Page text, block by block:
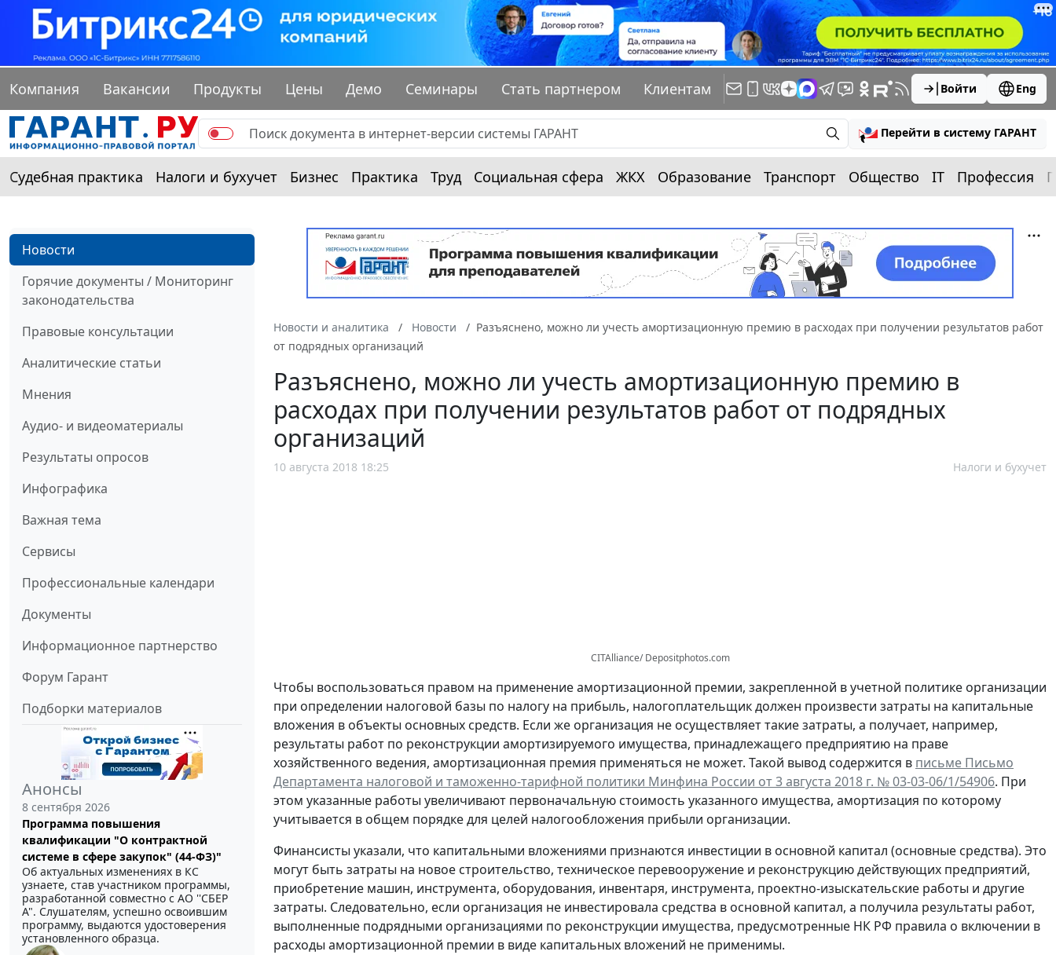
Компания Вакансии Продукты Цены Демо Семинары Стать партнером Клиентам Войти Eng
Перейти в систему ГАРАНТ
Судебная практика Налоги и бухучет Бизнес Практика Труд Социальная сфера ЖКХ Образование Транспорт Общество IT Профессия
Новости
Горячие документы / Мониторинг
законодательства
Правовые консультации
Аналитические статьи
Мнения
Аудио- и видеоматериалы
Результаты опросов
Инфографика
Важная тема
Сервисы
Профессиональные календари
Документы
Информационное партнерство
Форум Гарант
Подборки материалов
Анонсы
8 сентября 2026
Программа повышения
квалификации "О контрактной
системе в сфере закупок" (44-ФЗ)"
Об актуальных изменениях в КС
узнаете, став участником программы,
разработанной совместно с АО ''СБЕР
А". Слушателям, успешно освоившим
программу, выдаются удостоверения
установленного образца.
Новости и аналитика Новости
Разъяснено, можно ли учесть амортизационную премию в расходах при получении результатов работ
от подрядных организаций
Разъяснено, можно ли учесть амортизационную премию в
расходах при получении результатов работ от подрядных
организаций
10 августа 2018 18:25 Налоги и бухучет
CITAlliance/ Depositphotos.com
Чтобы воспользоваться правом на применение амортизационной премии, закрепленной в учетной политике организации
при определении налоговой базы по налогу на прибыль, налогоплательщик должен произвести затраты на капитальные
вложения в объекты основных средств. Если же организация не осуществляет такие затраты, а получает, например,
результаты работ по реконструкции амортизируемого имущества, принадлежащего предприятию на праве
хозяйственного ведения, амортизационная премия применяться не может. Такой вывод содержится в письме Письмо
Департамента налоговой и таможенно-тарифной политики Минфина России от 3 августа 2018 г. № 03-03-06/1/54906. При
этом указанные работы увеличивают первоначальную стоимость указанного имущества, амортизация по которому
учитывается в общем порядке для целей налогообложения прибыли организации.
Финансисты указали, что капитальными вложениями признаются инвестиции в основной капитал (основные средства). Это
могут быть затраты на новое строительство, техническое перевооружение и реконструкцию действующих предприятий,
приобретение машин, инструмента, оборудования, инвентаря, инструмента, проектно-изыскательские работы и другие
затраты. Следовательно, если организация не инвестировала средства в основной капитал, а получила результаты работ,
выполненные подрядными организациями по реконструкции имущества, предусмотренные НК РФ правила о включении в
расходы амортизационной премии в виде капитальных вложений не применимы.